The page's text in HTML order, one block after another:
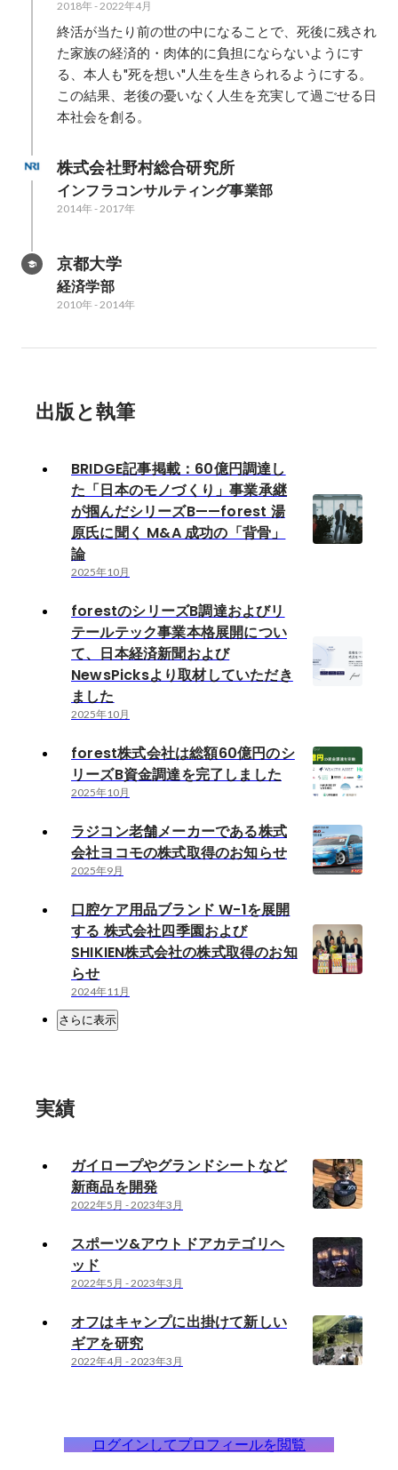
2018年- 2022年4月
終活が当たり前の世の中になることで、死後に残され
た家族の経済的・肉体的に負担にならないようにす
る、本人も"死を想い"人生を生きられるようにする。
この結果、老後の憂いなく人生を充実して過ごせる日
本社会を創る。
株式会社野村総合研究所
インフラコンサルティング事業部
2014年- 2017年
京都大学
経済学部
2010年- 2014年
出版と執筆
BRIDGE記事掲載：60億円調達し
た「日本のモノづくり」事業承継
が掴んだシリーズB——forest 湯
原氏に聞く M&A 成功の「背骨」
論
2025年10月
forestのシリーズB調達およびリ
テールテック事業本格展開につい
て、日本経済新聞および
NewsPicksより取材していただき
ました
2025年10月
forest株式会社は総額60億円のシ
リーズB資金調達を完了しました
2025年10月
ラジコン老舗メーカーである株式
会社ヨコモの株式取得のお知らせ
2025年9月
口腔ケア用品ブランド W-1を展開
する 株式会社四季園および
SHIKIEN株式会社の株式取得のお知
らせ
2024年11月
さらに表示
実績
ガイロープやグランドシートなど
新商品を開発
2022年5月 -2023年3月
スポーツ&アウトドアカテゴリヘ
ッド
2022年5月 -2023年3月
オフはキャンプに出掛けて新しい
ギアを研究
2022年4月 -2023年3月
ログインしてプロフィールを閲覧